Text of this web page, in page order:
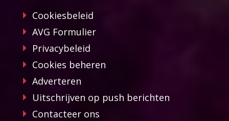
Cookiesbeleid
AVG Formulier
Privacybeleid
Cookies beheren
Adverteren
Uitschrijven op push berichten
Contacteer ons